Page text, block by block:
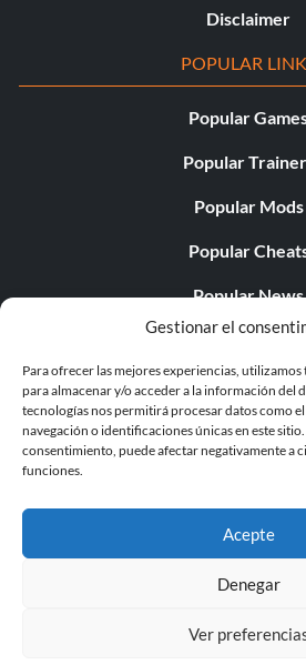
Gestionar el
Para ofrecer las mejores experiencias,
para almacenar y/o acceder a la información del
tecnologías nos permitirá procesar datos como
navegación o identificaciones únicas en este
consentimiento, puede afectar negativamente a
funciones.
Acepte
Denegar
Ver
Disclaimer
POPULAR
Popular
Popular
Popular Mods
Popular
Popular News
Popular
Popular Free
LATEST
© 1998 - 2026 MegaGames.com